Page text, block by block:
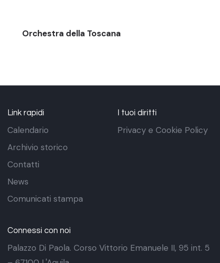
Orchestra della Toscana
Link rapidi
Calendario
Archivio storico
Contatti
News
Comunicati stampa
I tuoi diritti
Privacy e Cookie Policy
Connessi con noi
Palazzo Di Paola. Corso Vittorio Emanuele II, 95 int. 5